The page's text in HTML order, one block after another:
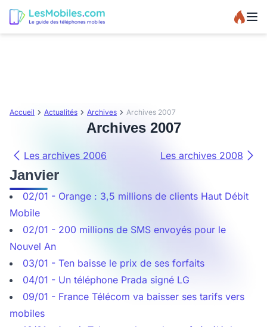
Accueil Actualités Archives Archives 2007
Archives 2007
Les archives 2006 Les archives 2008
Janvier
02/01 - Orange : 3,5 millions de clients Haut Débit
Mobile
02/01 - 200 millions de SMS envoyés pour le
Nouvel An
03/01 - Ten baisse le prix de ses forfaits
04/01 - Un téléphone Prada signé LG
09/01 - France Télécom va baisser ses tarifs vers
mobiles